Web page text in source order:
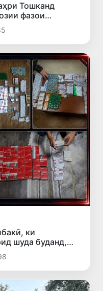
Тошканд
фазои
ки
шуда буданд,